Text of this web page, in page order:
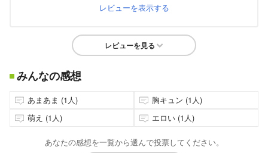
レビューを表示する
レビューを見る
みんなの感想
あまあま (1人)
胸キュン (1人)
萌え (1人)
エロい (1人)
あなたの感想を一覧から選んで投票してください。